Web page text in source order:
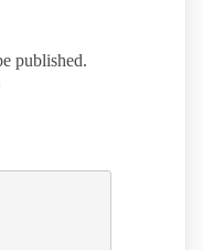
published.